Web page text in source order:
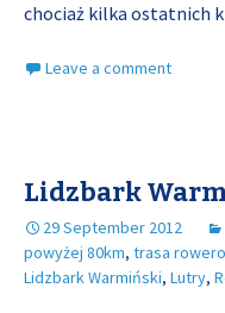
chociaż kilka ostatnich
Leave a comment
Lidzbark
29 September 2012
powyżej 80km, trasa
Lidzbark Warmiński, Lutry,